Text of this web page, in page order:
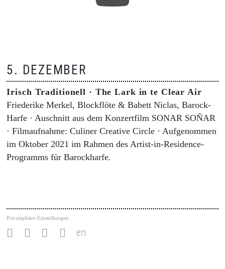
5. DEZEMBER
Irisch Traditionell · The Lark in te Clear Air
Friederike Merkel, Blockflöte & Babett Niclas, Barock-
Harfe · Auschnitt aus dem Konzertfilm SONAR SOÑAR
· Filmaufnahme: Culiner Creative Circle · Aufgenommen
im Oktober 2021 im Rahmen des Artist-in-Residence-
Programms für Barockharfe.
Privatsphäre-Einstellungen
en